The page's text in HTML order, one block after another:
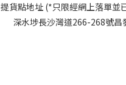
提貨點地址 (*只限經網上落單並
深水埗長沙灣道266-268號昌